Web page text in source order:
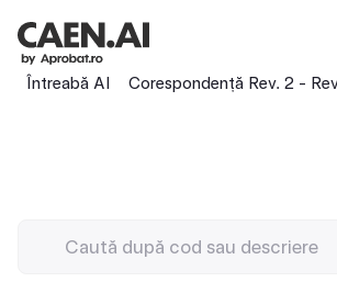
Întreabă AI Corespondență Rev. 2 -